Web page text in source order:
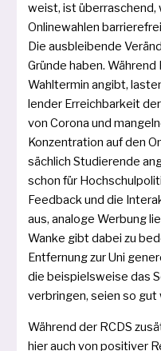
weist, ist über­ra­schend,
Onlinewahlen
Die aus­blei­ben­de
Gründe haben.
Wahltermin angibt,
len­der Erreichbarkeit
von Corona und
Konzentration auf den
säch­lich Studierende
schon für
Feedback und die
aus, ana­lo­ge Werbung
Wanke gibt dabei zu
Entfernung zur Uni
die bei­spiels­wei­se das
ver­brin­gen, sei­en so gut
Während der RCDS
hier auch von posi­ti­ver